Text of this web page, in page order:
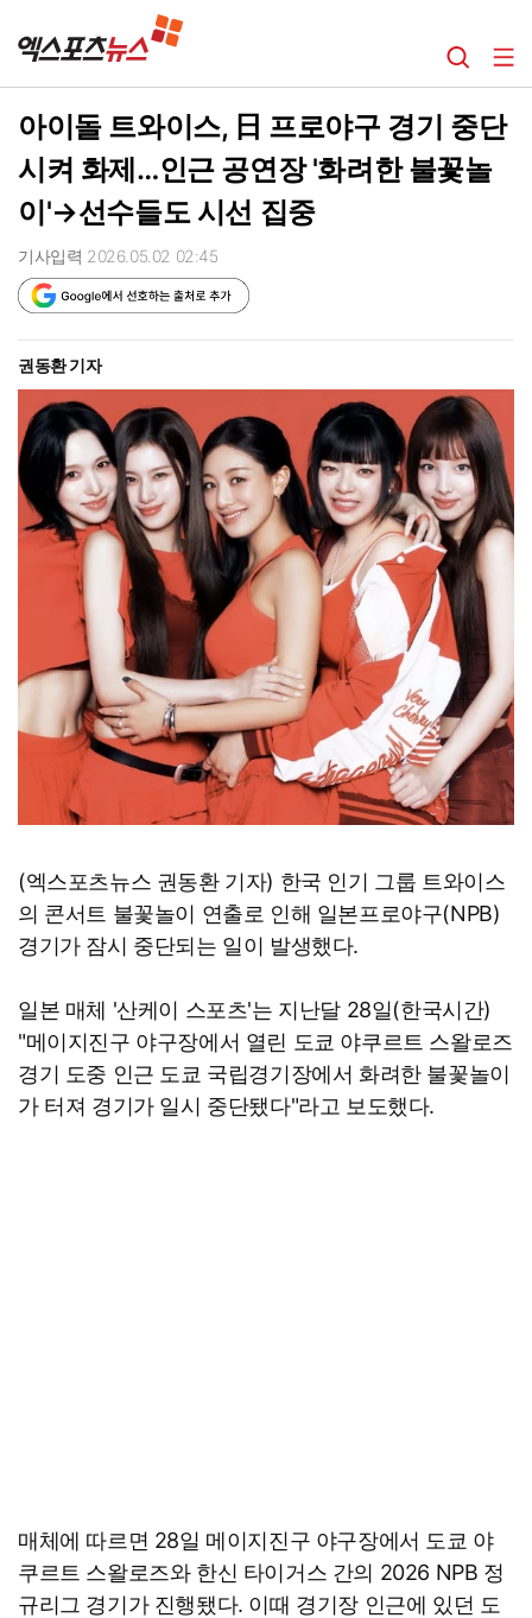
아이돌 트와이스, 日 프로야구 경기 중단
시켜 화제…인근 공연장 '화려한 불꽃놀
이'→선수들도 시선 집중
기사입력 2026.05.02 02:45
권동환 기자
(엑스포츠뉴스 권동환 기자) 한국 인기 그룹 트와이스
의 콘서트 불꽃놀이 연출로 인해 일본프로야구(NPB)
경기가 잠시 중단되는 일이 발생했다.
일본 매체 '산케이 스포츠'는 지난달 28일(한국시간)
"메이지진구 야구장에서 열린 도쿄 야쿠르트 스왈로즈
경기 도중 인근 도쿄 국립경기장에서 화려한 불꽃놀이
가 터져 경기가 일시 중단됐다"라고 보도했다.
매체에 따르면 28일 메이지진구 야구장에서 도쿄 야
쿠르트 스왈로즈와 한신 타이거스 간의 2026 NPB 정
규리그 경기가 진행됐다. 이때 경기장 인근에 있던 도